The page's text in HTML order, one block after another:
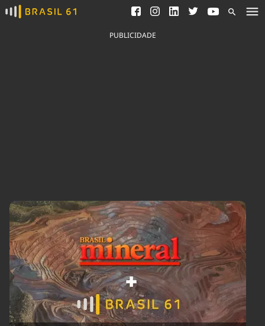
Ver todas as notícias
Saneamento
Indicadores
Agronegócios
Brasil
Brasil Mineral
Ciência &
Tecnologia
Cinema
Comportamento
Cultura
Economia
Educação
Infraestrutura
Internacional
Meio Ambiente
Podcast
Política
Saúde
Tempo
PUBLICIDADE